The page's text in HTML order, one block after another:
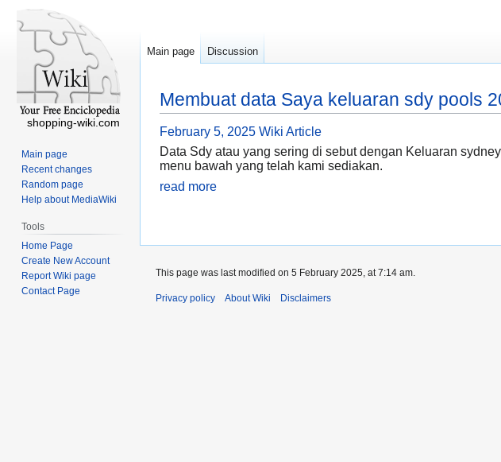
Membuat data Saya keluaran sdy pools
February 5, 2025 Wiki Article
Data Sdy atau yang sering di sebut dengan Keluaran
menu bawah yang telah kami sediakan.
read more
Main page Discussion
shopping-wiki.com
Main page
Recent changes
Random page
Help about MediaWiki
Tools
Home Page
Create New Account
Report Wiki page
Contact Page
This page was last modified on 5 February 2025, at 7:14 am.
Privacy policy About Wiki Disclaimers